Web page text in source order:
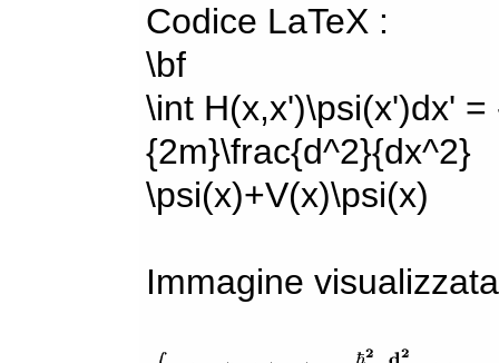
Codice LaTeX :
\bf
\int H(x,x')\psi(x')dx'
{2m}\frac{d^2}{dx^2}
\psi(x)+V(x)\psi(x)
Immagine